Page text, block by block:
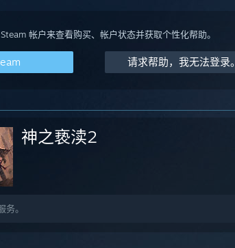
帐户来查看购买、帐户状态并获取个性化帮助。
请求帮助，我无法登录。
神之亵渎2
。